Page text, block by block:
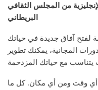
من المجلس الثقافي
البريطاني
لفتح آفاق جديدة في حياتك
المجانية، يمكنك تطوير
يتناسب مع حياتك المزدحمة
أي وقت ومن أي مكان. كل ما